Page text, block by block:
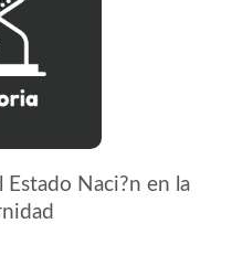
Naci?n en la